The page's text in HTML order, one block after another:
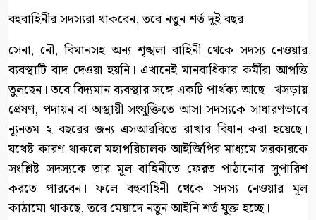
বহুবাহিনীর সদস্যরা থাকবেন, তবে নতুন শর্ত দুই বছর
সেনা, নৌ, বিমানসহ অন্য শৃঙ্খলা বাহিনী থেকে সদস্য নেওয়ার
ব্যবস্থাটি বাদ দেওয়া হয়নি। এখানেই মানবাধিকার কর্মীরা আপত্তি
তুলছেন। তবে বিদ্যমান ব্যবস্থার সঙ্গে একটি পার্থক্য আছে। খসড়ায়
প্রেষণ, পদায়ন বা অস্থায়ী সংযুক্তিতে আসা সদস্যকে সাধারণভাবে
ন্যূনতম ২ বছরের জন্য এসআরবিতে রাখার বিধান করা হয়েছে।
যথেষ্ট কারণ থাকলে মহাপরিচালক আইজিপির মাধ্যমে সরকারকে
সংশ্লিষ্ট সদস্যকে তার মূল বাহিনীতে ফেরত পাঠানোর সুপারিশ
করতে পারবেন। ফলে বহুবাহিনী থেকে সদস্য নেওয়ার মূল
কাঠামো থাকছে, তবে মেয়াদে নতুন আইনি শর্ত যুক্ত হচ্ছে।